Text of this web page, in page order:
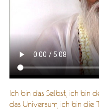
Ich bin das Selbst, ich bin
das Universum, ich bin die